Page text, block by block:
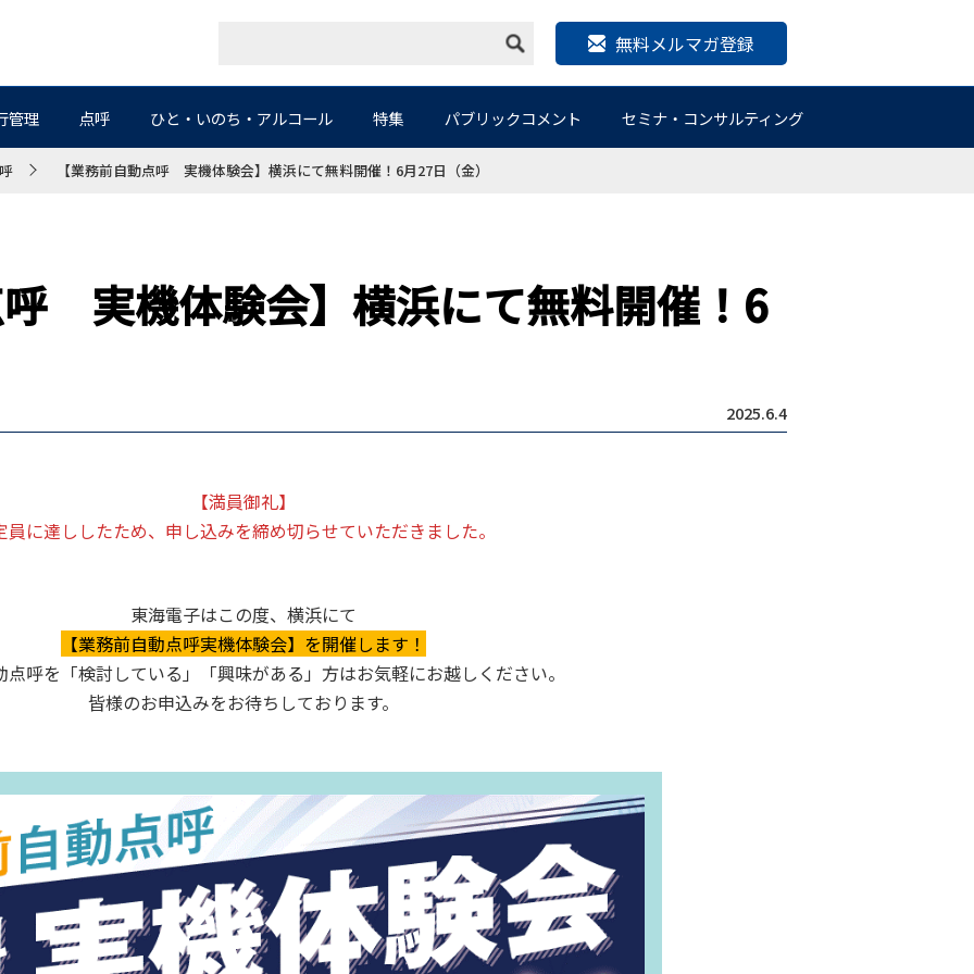
無料メルマガ登録
管理 点呼 ひと・いのち・アルコール 特集 パブリックコメント セミナ・コンサルティング
【業務前自動点呼 実機体験会】横浜にて無料開催！6月27日（金）
実機体験会】横浜にて無料開催！6
2025.6.4
【満員御礼】
員に達ししたため、申し込みを締め切らせていただきました。
東海電子はこの度、横浜にて
【業務前自動点呼実機体験会】を開催します！
点呼を「検討している」「興味がある」方はお気軽にお越しください。
皆様のお申込みをお待ちしております。